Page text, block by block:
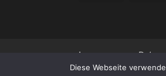
Impressum
Diese Webseite